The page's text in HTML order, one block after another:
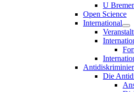
U
Open Science
International
Die